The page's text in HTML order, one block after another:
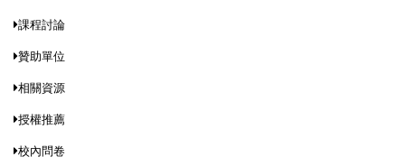
課程討論
贊助單位
相關資源
授權推薦
校內問卷